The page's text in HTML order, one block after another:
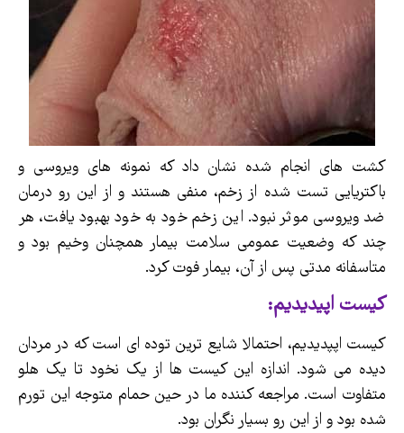
کشت های انجام شده نشان داد که نمونه های ویروسی و
باکتریایی تست شده از زخم، منفی هستند و از این رو درمان
ضد ویروسی موثر نبود. این زخم خود به خود بهبود یافت، هر
چند که وضعیت عمومی سلامت بیمار همچنان وخیم بود و
متاسفانه مدتی پس از آن، بیمار فوت کرد.
کیست اپیدیدیم:
کیست اپپدیدیم، احتمالا شایع ترین توده ای است که در مردان
دیده می شود. اندازه این کیست ها از یک نخود تا یک هلو
متفاوت است. مراجعه کننده ما در حین حمام متوجه این تورم
شده بود و از این رو بسیار نگران بود.